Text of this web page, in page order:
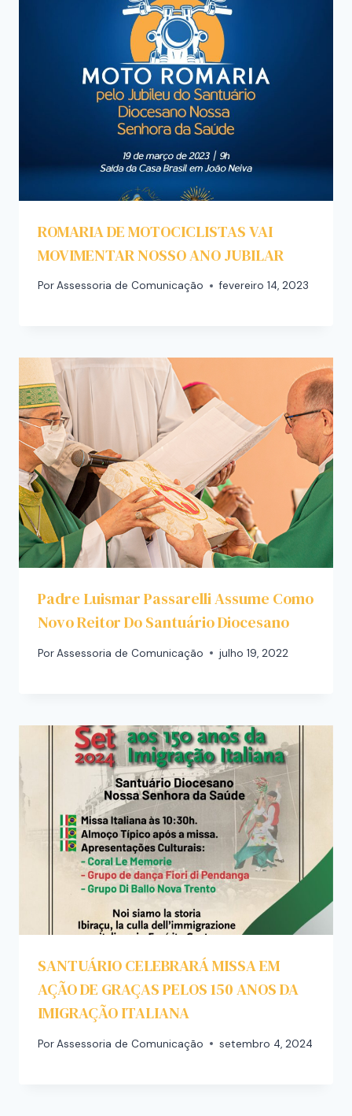
ROMARIA DE MOTOCICLISTAS VAI
MOVIMENTAR NOSSO ANO JUBILAR
PorAssessoria de Comunicação fevereiro 14, 2023
Padre Luismar Passarelli Assume Como
Novo Reitor Do Santuário Diocesano
PorAssessoria de Comunicação julho 19, 2022
SANTUÁRIO CELEBRARÁ MISSA EM
AÇÃO DE GRAÇAS PELOS 150 ANOS DA
IMIGRAÇÃO ITALIANA
PorAssessoria de Comunicação setembro 4, 2024